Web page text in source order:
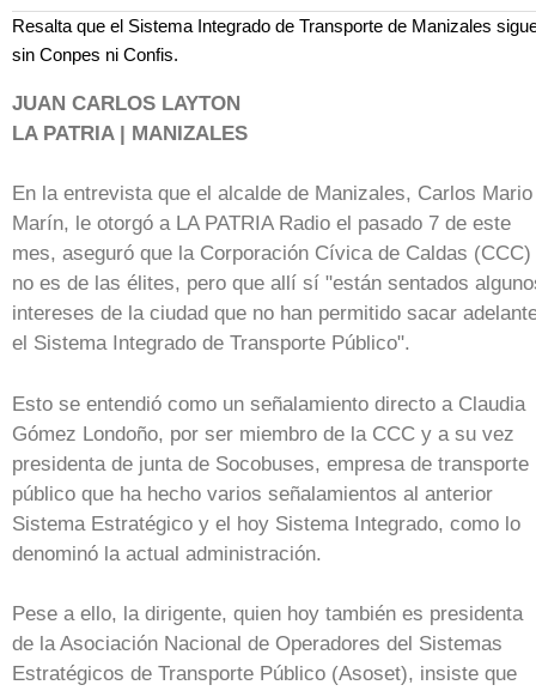
Resalta que el Sistema Integrado de Transporte de Manizales
sin Conpes ni Confis.
JUAN CARLOS LAYTON
LA PATRIA | MANIZALES
En la entrevista que el alcalde de Manizales, Carlos Mario
Marín, le otorgó a LA PATRIA Radio el pasado 7 de este
mes, aseguró que la Corporación Cívica de Caldas (CCC)
no es de las élites, pero que allí sí "están sentados
intereses de la ciudad que no han permitido sacar
el Sistema Integrado de Transporte Público".
Esto se entendió como un señalamiento directo a Claudia
Gómez Londoño, por ser miembro de la CCC y a su vez
presidenta de junta de Socobuses, empresa de transporte
público que ha hecho varios señalamientos al anterior
Sistema Estratégico y el hoy Sistema Integrado, como lo
denominó la actual administración.
Pese a ello, la dirigente, quien hoy también es presidenta
de la Asociación Nacional de Operadores del Sistemas
Estratégicos de Transporte Público (Asoset), insiste que